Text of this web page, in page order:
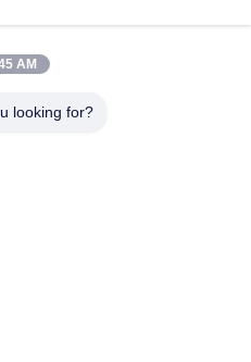
Schieber-
ODM Reißverschluss-
AM
looking for?